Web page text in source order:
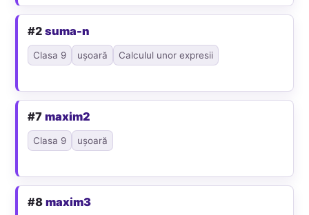
#2suma-n
Clasa 9 ușoară Calculul unor expresii
#7maxim2
Clasa 9 ușoară
#8maxim3